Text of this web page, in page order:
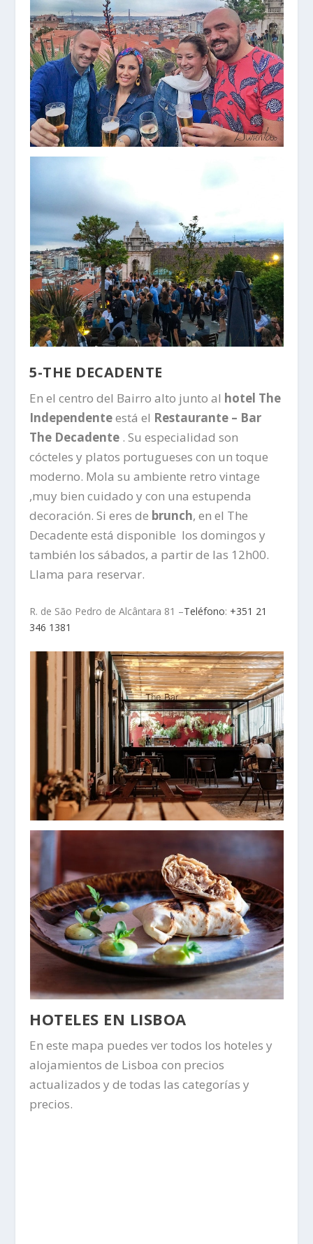
5-THE DECADENTE
En el centro del Bairro alto junto al hotel The
Independenteestá el Restaurante – Bar
The Decadente . Su especialidad son
cócteles y platos portugueses con un toque
moderno. Mola su ambiente retro vintage
,muy bien cuidado y con una estupenda
decoración. Si eres de brunch, en el The
Decadente está disponible los domingos y
también los sábados, a partir de las 12h00.
Llama para reservar.
R. de São Pedro de Alcântara 81 –Teléfono: +351 21
346 1381
HOTELES EN LISBOA
En este mapa puedes ver todos los hoteles y
alojamientos de Lisboa con precios
actualizados y de todas las categorías y
precios.